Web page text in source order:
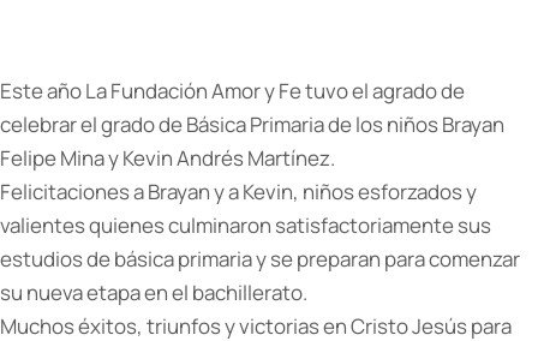
Este año La Fundación Amor y Fe tuvo el agrado de
celebrar el grado de Básica Primaria de los niños Brayan
Felipe Mina y Kevin Andrés Martínez.
Felicitaciones a Brayan y a Kevin, niños esforzados y
valientes quienes culminaron satisfactoriamente sus
estudios de básica primaria y se preparan para comenzar
su nueva etapa en el bachillerato.
Muchos éxitos, triunfos y victorias en Cristo Jesús para